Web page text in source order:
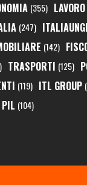
(355) LAVORO
(247)
(142)
TRASPORTI (125)
(119) ITL GROUP
PIL (104)